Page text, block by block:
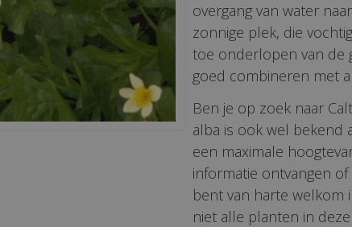
overgang van water
zonnige plek, die
toe onderlopen van de
goed combineren met
Ben je op zoek naar
alba is ook wel bekend
een maximale
informatie ontvangen of
bent van harte welkom
niet alle planten in